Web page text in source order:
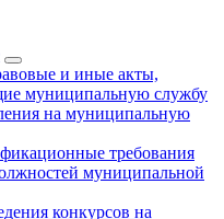
и иные акты,
муниципальную службу
на муниципальную
требования
муниципальной
конкурсов на